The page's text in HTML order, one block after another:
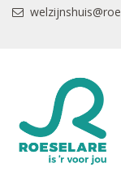
Overslaan en naar de